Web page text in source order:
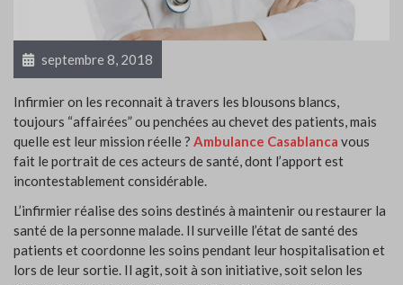
septembre 8, 2018
Infirmier on les reconnait à travers les blousons blancs,
toujours “affairées” ou penchées au chevet des patients, mais
quelle est leur mission réelle ? Ambulance Casablanca vous
fait le portrait de ces acteurs de santé, dont l’apport est
incontestablement considérable.
L’infirmier réalise des soins destinés à maintenir ou restaurer la
santé de la personne malade. Il surveille l’état de santé des
patients et coordonne les soins pendant leur hospitalisation et
lors de leur sortie. Il agit, soit à son initiative, soit selon les